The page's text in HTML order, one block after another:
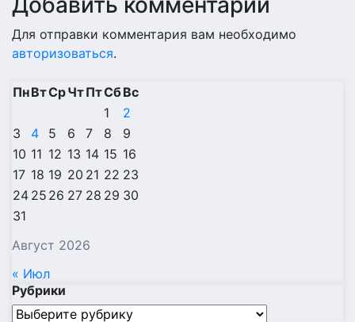
Для отправки комментария вам необходимо
авторизоваться.
Август 2026
ПнВтСрЧтПтСбВс
1
2
3
4 5 6 7 8
9
10 11 12 13 14 15 16
17 18 19 20 21 22 23
24 25 26 27 28 29 30
31
« Июл
Рубрики
Рубрики